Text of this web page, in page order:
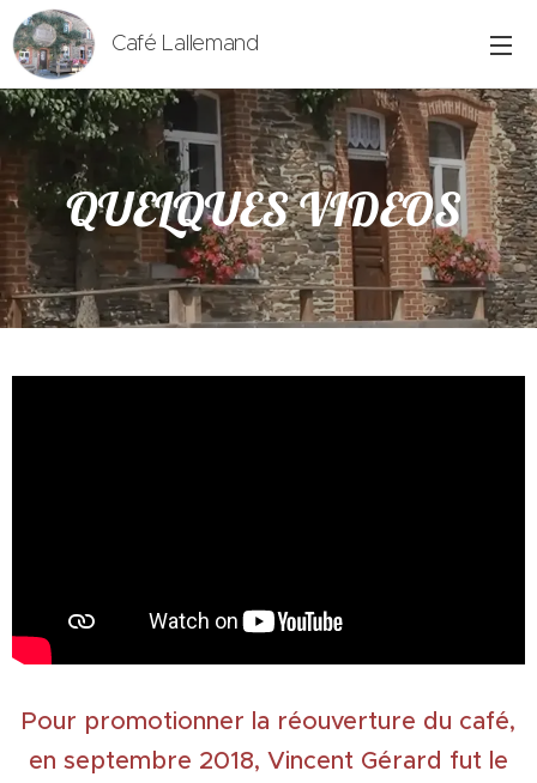
Café Lallemand
QUELQUES VIDEOS
Pour promotionner la réouverture du café,
en septembre 2018, Vincent Gérard fut le